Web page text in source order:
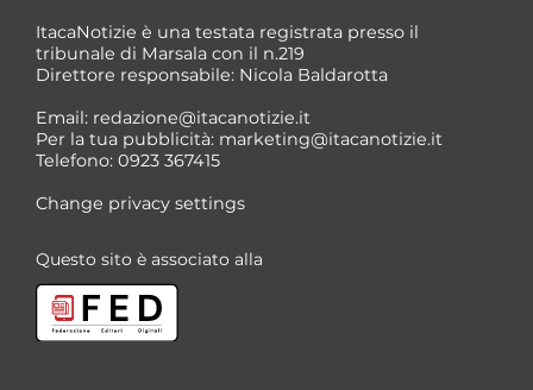
*
ItacaNotizie è una testata registrata presso il
tribunale di Marsala con il n.219
Direttore responsabile: Nicola Baldarotta
Email: redazione@itacanotizie.it
Per la tua pubblicità: marketing@itacanotizie.it
Telefono: 0923 367415
Change privacy settings
Questo sito è associato alla